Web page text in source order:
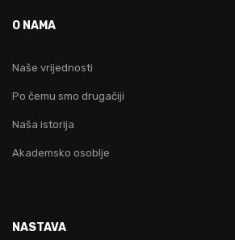
O NAMA
Naše vrijednosti
Po čemu smo drugačiji
Naša istorija
Akademsko osoblje
NASTAVA